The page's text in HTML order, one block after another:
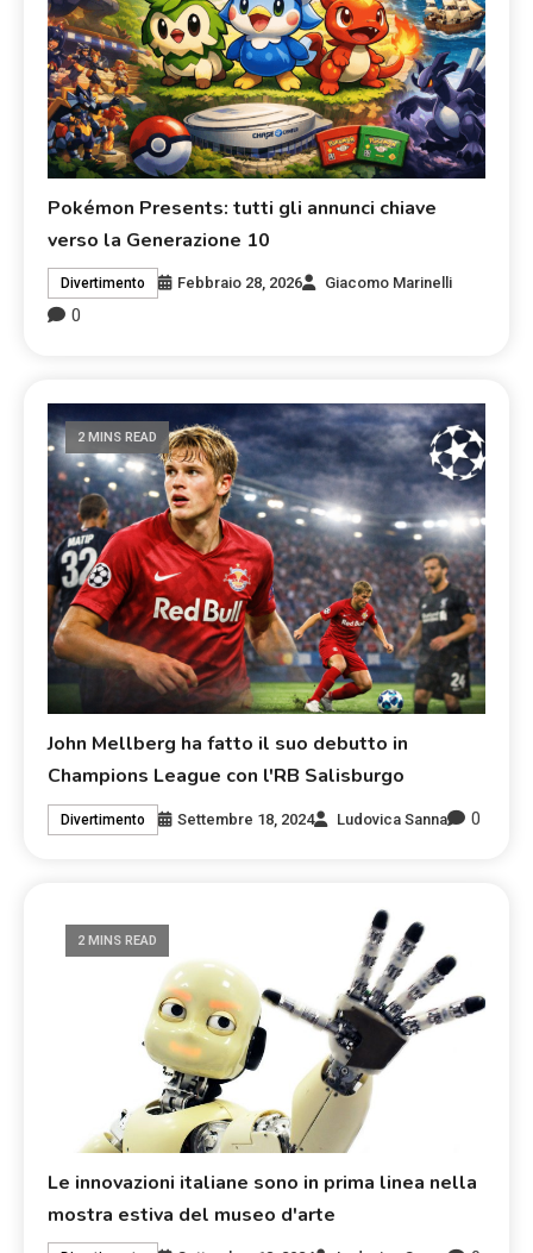
Pokémon Presents: tutti gli annunci chiave
verso la Generazione 10
Divertimento Febbraio 28, 2026 Giacomo Marinelli
0
2 MINS READ
John Mellberg ha fatto il suo debutto in
Champions League con l'RB Salisburgo
Divertimento Settembre 18, 2024 Ludovica Sanna 0
2 MINS READ
Le innovazioni italiane sono in prima linea nella
mostra estiva del museo d'arte